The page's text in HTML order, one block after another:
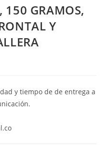
150 GRAMOS,
Y
y tiempo de de entrega a